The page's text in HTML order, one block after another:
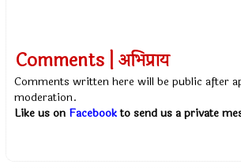
Comments | अभिप्राय
Comments written here will be public after
moderation.
Like us on Facebookto send us a private